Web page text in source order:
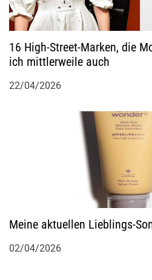
16 High-Street-Marken, die
ich mittlerweile auch
22/04/2026
Meine aktuellen Lieblings-
02/04/2026